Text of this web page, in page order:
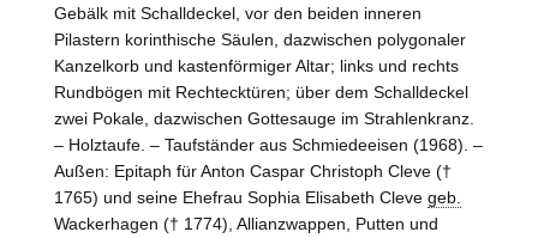
Gebälk mit Schalldeckel, vor den beiden inneren
Pilastern korinthische Säulen, dazwischen polygonaler
Kanzelkorb und kastenförmiger Altar; links und rechts
Rundbögen mit Rechtecktüren; über dem Schalldeckel
zwei Pokale, dazwischen Gottesauge im Strahlenkranz.
– Holztaufe. – Taufständer aus Schmiedeeisen (1968). –
Außen: Epitaph für Anton Caspar Christoph Cleve (†
1765) und seine Ehefrau Sophia Elisabeth Cleve geb.
Wackerhagen († 1774), Allianzwappen, Putten und